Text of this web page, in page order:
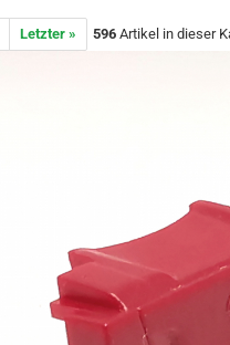
Letzter » 596 Artikel in dieser